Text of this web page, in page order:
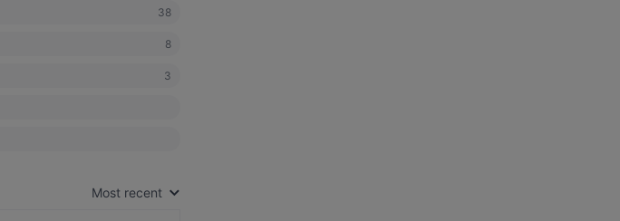
38
8
3
Most recent